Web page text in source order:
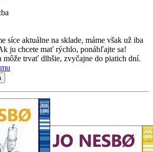
síce aktuálne na sklade, máme však už iba
ju chcete mať rýchlo, ponáhľajte sa!
môže trvať dlhšie, zvyčajne do piatich dní.